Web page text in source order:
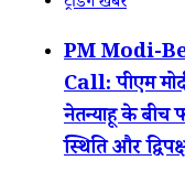
PM Modi-
Call: पीएम
नेतन्याहू के बीच
स्थिति और